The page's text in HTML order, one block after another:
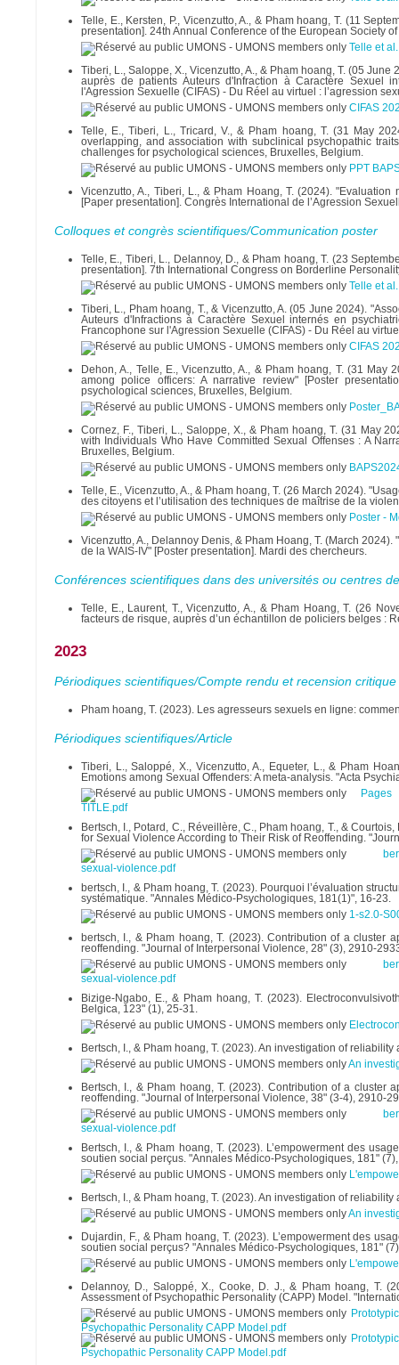
Telle, E., Kersten, P., Vicenzutto, A., & Pham hoang, T. (11
presentation]. 24th Annual Conference of the European Society
Telle et
Tiberi, L., Saloppe, X., Vicenzutto, A., & Pham hoang, T. (05
auprès de patients Auteurs d'Infraction à Caractère Sexuel
l'Agression Sexuelle (CIFAS) - Du Réel au virtuel : l’agression
CIFAS
Telle, E., Tiberi, L., Tricard, V., & Pham hoang, T. (31 May
overlapping, and association with subclinical psychopathic
challenges for psychological sciences, Bruxelles, Belgium.
PPT
Vicenzutto, A., Tiberi, L., & Pham Hoang, T. (2024).
[Paper presentation]. Congrès International de l’Agression
Colloques et congrès scientifiques/Communication poster
Telle, E., Tiberi, L., Delannoy, D., & Pham hoang, T. (23
presentation]. 7th International Congress on Borderline
Telle et
Tiberi, L., Pham hoang, T., & Vicenzutto, A. (05 June 2024).
Auteurs d'Infractions à Caractère Sexuel internés en
Francophone sur l'Agression Sexuelle (CIFAS) - Du Réel au
CIFAS
Dehon, A., Telle, E., Vicenzutto, A., & Pham hoang, T. (31
among police officers: A narrative review" [Poster
psychological sciences, Bruxelles, Belgium.
Cornez, F., Tiberi, L., Saloppe, X., & Pham hoang, T. (31 May
with Individuals Who Have Committed Sexual Offenses : A
Bruxelles, Belgium.
Telle, E., Vicenzutto, A., & Pham hoang, T. (26 March 2024).
des citoyens et l’utilisation des techniques de maîtrise de la
Poster -
Vicenzutto, A., Delannoy Denis, & Pham Hoang, T. (March
de la WAIS-IV" [Poster presentation]. Mardi des chercheurs.
Conférences scientifiques dans des universités ou centres
Telle, E., Laurent, T., Vicenzutto, A., & Pham Hoang, T. (26
facteurs de risque, auprès d’un échantillon de policiers belges :
2023
Périodiques scientifiques/Compte rendu et recension critique
Pham hoang, T. (2023). Les agresseurs sexuels en ligne:
Périodiques scientifiques/Article
Tiberi, L., Saloppé, X., Vicenzutto, A., Equeter, L., & Pham
Emotions among Sexual Offenders: A meta-analysis. "Acta
Pages
TITLE.pdf
Bertsch, I., Potard, C., Réveillère, C., Pham hoang, T., &
for Sexual Violence According to Their Risk of Reoffending.
sexual-violence.pdf
bertsch, I., & Pham hoang, T. (2023). Pourquoi l’évaluation
systématique. "Annales Médico-Psychologiques, 181(1)", 16-23.
1-s2.0-
bertsch, I., & Pham hoang, T. (2023). Contribution of a cluster
reoffending. "Journal of Interpersonal Violence, 28" (3), 2910-
sexual-violence.pdf
Bizige-Ngabo, E., & Pham hoang, T. (2023).
Belgica, 123" (1), 25-31.
Bertsch, I., & Pham hoang, T. (2023). An investigation of
An
Bertsch, I., & Pham hoang, T. (2023). Contribution of a
reoffending. "Journal of Interpersonal Violence, 38" (3-4), 2910-
sexual-violence.pdf
Bertsch, I., & Pham hoang, T. (2023). L’empowerment des
soutien social perçus. "Annales Médico-Psychologiques, 181"
Bertsch, I., & Pham hoang, T. (2023). An investigation of
An
Dujardin, F., & Pham hoang, T. (2023). L’empowerment des
soutien social perçus? "Annales Médico-Psychologiques, 181"
Delannoy, D., Saloppé, X., Cooke, D. J., & Pham hoang, T.
Assessment of Psychopathic Personality (CAPP) Model.
Psychopathic Personality CAPP Model.pdf
Psychopathic Personality CAPP Model.pdf